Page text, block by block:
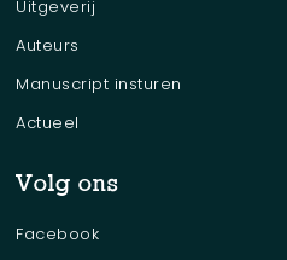
Uitgeverij
Auteurs
Manuscript insturen
Actueel
Volg ons
Facebook